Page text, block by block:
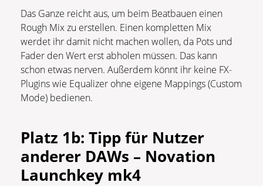
Das Ganze reicht aus, um beim Beatbauen einen
Rough Mix zu erstellen. Einen kompletten Mix
werdet ihr damit nicht machen wollen, da Pots und
Fader den Wert erst abholen müssen. Das kann
schon etwas nerven. Außerdem könnt ihr keine FX-
Plugins wie Equalizer ohne eigene Mappings (Custom
Mode) bedienen.
Platz 1b: Tipp für Nutzer
anderer DAWs – Novation
Launchkey mk4